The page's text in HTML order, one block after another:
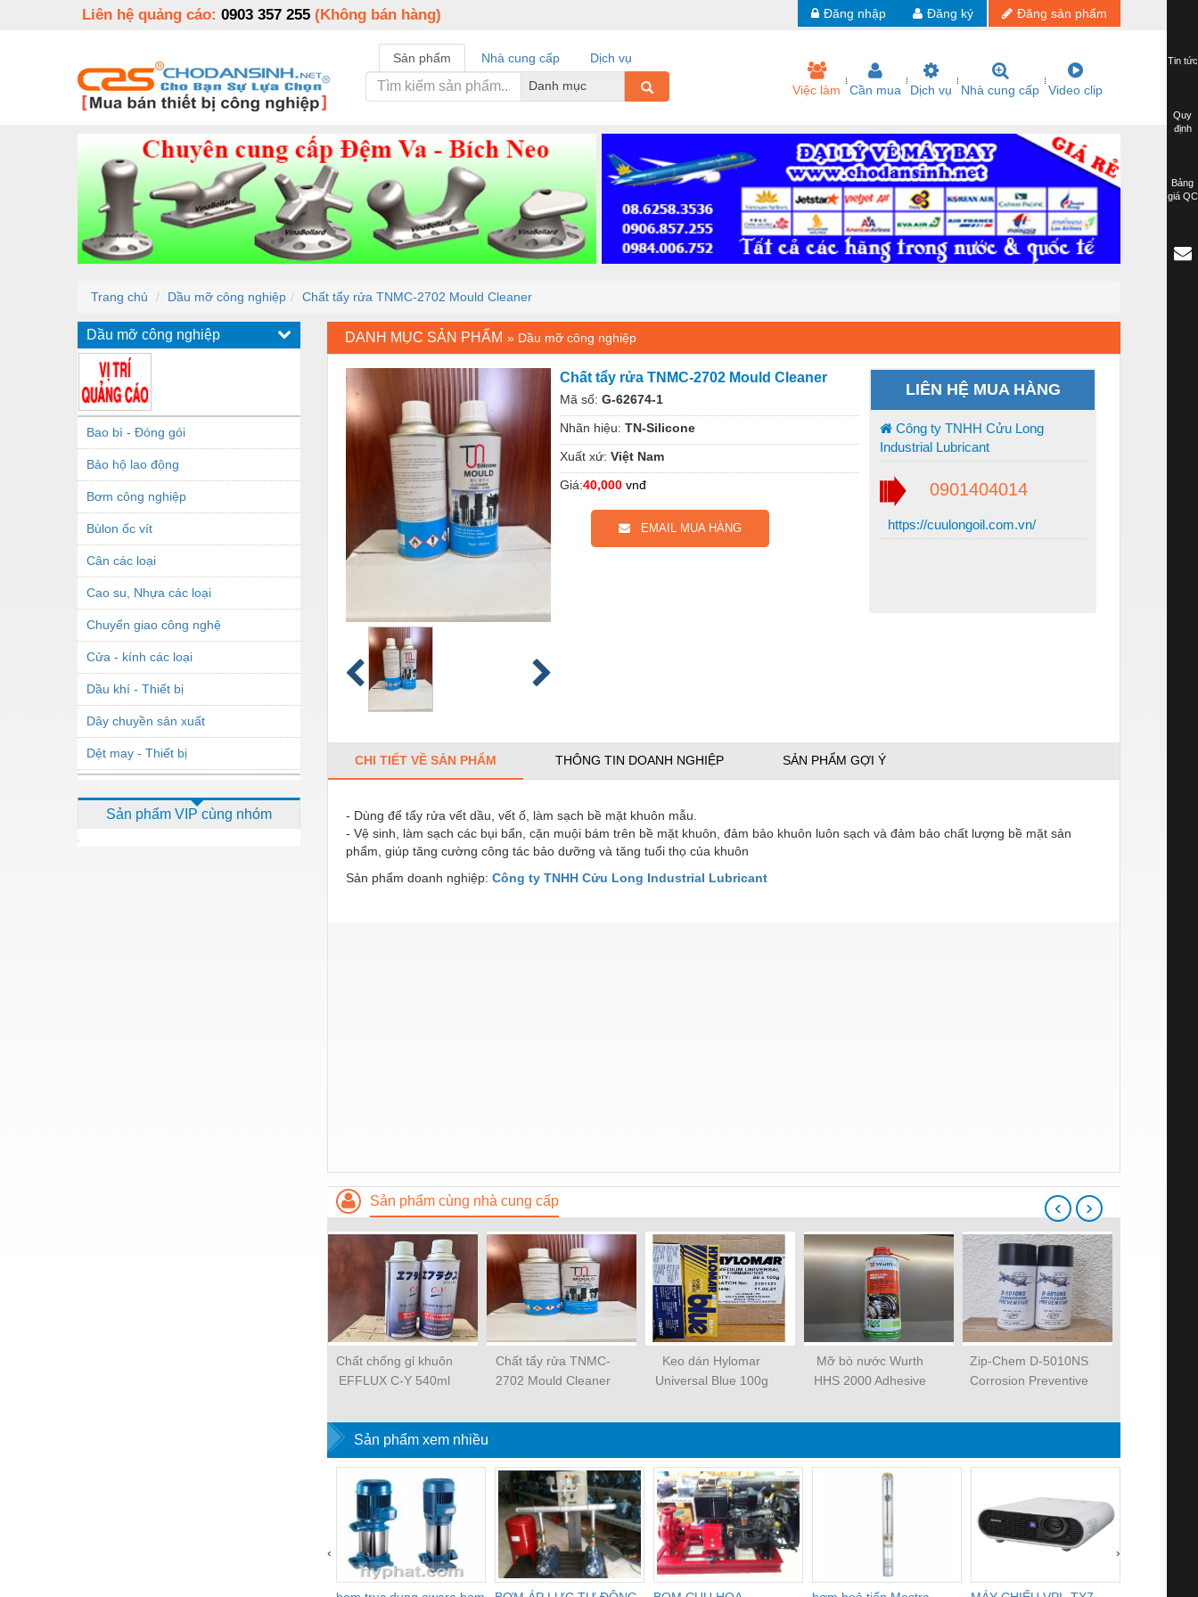
Liên hệ quảng cáo: 0903 357 255 (Không bán hàng) Đăng sản phẩm
Đăng ký
Đăng nhập
Sản phẩm Nhà cung cấp
Dịch vụ
Danh mục
Việc làm Cần mua Dịch vụ Nhà cung cấp Video clip
Trang chủ Dầu mỡ công nghiệp Chất tẩy rửa TNMC-2702 Mould Cleaner
Dầu mỡ công nghiệp
Bao bì - Đóng gói
Bảo hộ lao động
Bơm công nghiệp
Bùlon ốc vít
Cân các loại
Cao su, Nhựa các loại
Chuyển giao công nghệ
Cửa - kính các loại
Dầu khí - Thiết bị
Dây chuyền sản xuất
Dệt may - Thiết bị
Dịch vụ - Thi công
Sản phẩm VIP cùng nhóm
DANH MỤC SẢN PHẨM » Dầu mỡ công nghiệp
Chất tẩy rửa TNMC-2702 Mould Cleaner
Mã số: G-62674-1
Nhãn hiệu: TN-Silicone
Xuất xứ: Việt Nam
Giá:40,000 vnđ
EMAIL MUA HÀNG
LIÊN HỆ MUA HÀNG
Công ty TNHH Cửu Long
Industrial Lubricant
0901404014
https://cuulongoil.com.vn/
CHI TIẾT VỀ SẢN PHẨM THÔNG TIN DOANH NGHIỆP SẢN PHẨM GỢI Ý
- Dùng để tẩy rửa vết dầu, vết ố, làm sạch bề mặt khuôn mẫu.
- Vệ sinh, làm sạch các bụi bẩn, cặn muội bám trên bề mặt khuôn, đảm bảo khuôn luôn sạch và đảm bảo chất lượng bề mặt sản
phẩm, giúp tăng cường công tác bảo dưỡng và tăng tuổi thọ của khuôn
Sản phẩm doanh nghiệp: Công ty TNHH Cửu Long Industrial Lubricant
Sản phẩm cùng nhà cung cấp
Chất chống gỉ khuôn
EFFLUX C-Y 540ml
Chất tẩy rửa TNMC-
2702 Mould Cleaner
Keo dán Hylomar
Universal Blue 100g
Mỡ bò nước Wurth
HHS 2000 Adhesive
Zip-Chem D-5010NS
Corrosion Preventive
‹ ›
Sản phẩm xem nhiều
‹ ›
Tin tức
Quy
định
Bảng
giá QC